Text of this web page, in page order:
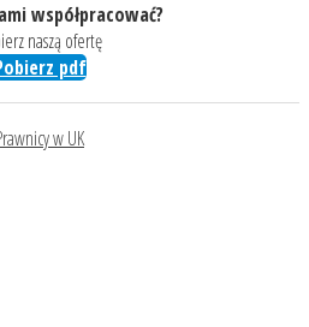
współpracować?
naszą ofertę
pdf
w UK